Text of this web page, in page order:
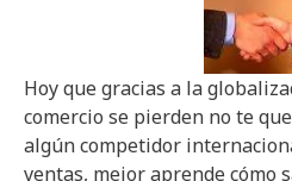
Hoy que gracias a la
comercio se pierden no te
algún competidor
ventas, mejor aprende cómo